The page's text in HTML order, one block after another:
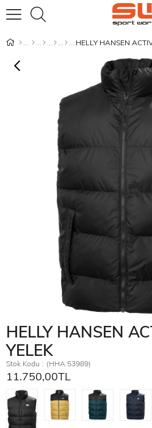
HELLY HANSEN
HELLY HANSEN
YELEK
Stok Kodu (HHA.53989)
11.750,00TL